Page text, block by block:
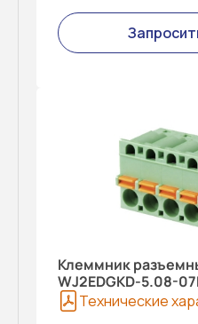
Клеммник
WJ2EDGKD-5.08-
Технические